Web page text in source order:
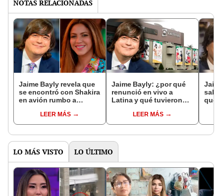
NOTAS RELACIONADAS
Jaime Bayly revela que
se encontró con Shakira
en avión rumbo a
que te adoro"
LEER MÁS
Jaime Bayly: ¿por qué
renunció en vivo a
Latina y qué tuvieron
y Beto Ortiz?
LEER MÁS
sabe
qué
LO MÁS VISTO LO ÚLTIMO